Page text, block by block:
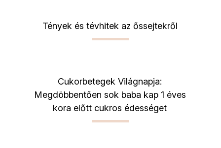
Tények és tévhitek az őssejtekről
Cukorbetegek Világnapja:
Megdöbbentően sok baba kap 1 éves
kora előtt cukros édességet